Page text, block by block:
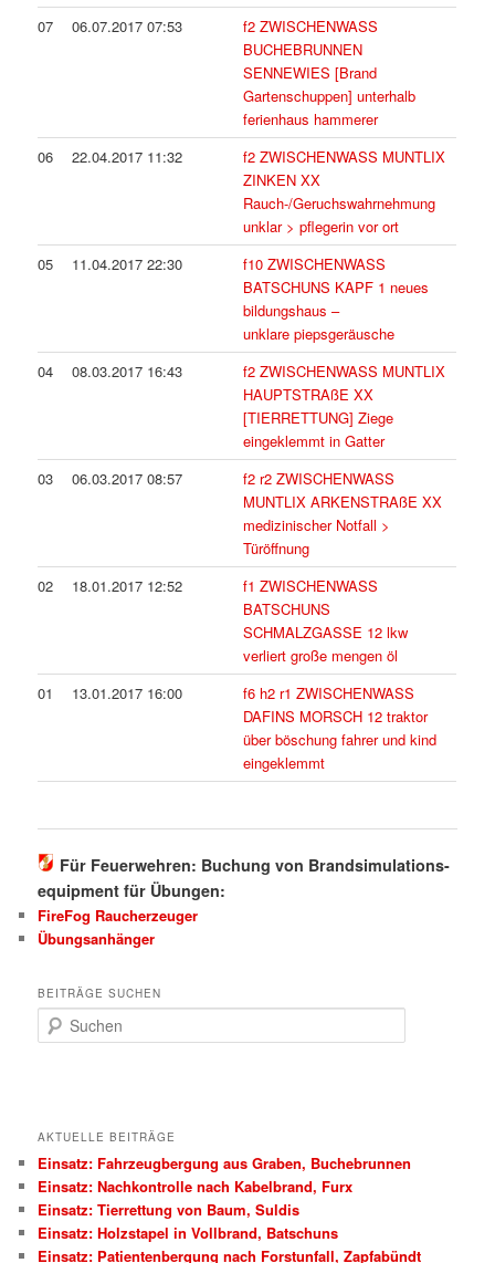
07
06.07.2017 07:53
f2 ZWISCHENWASS
BUCHEBRUNNEN
SENNEWIES [Brand
Gartenschuppen] unterhalb
ferienhaus hammerer
06
22.04.2017 11:32
f2 ZWISCHENWASS MUNTLIX
ZINKEN XX
Rauch-/Geruchswahrnehmung
unklar > pflegerin vor ort
05
11.04.2017 22:30
f10 ZWISCHENWASS
BATSCHUNS KAPF 1 neues
bildungshaus –
unklare piepsgeräusche
04
08.03.2017 16:43
f2 ZWISCHENWASS MUNTLIX
HAUPTSTRAßE XX
[TIERRETTUNG] Ziege
eingeklemmt in Gatter
03
06.03.2017 08:57
f2 r2 ZWISCHENWASS
MUNTLIX ARKENSTRAßE XX
medizinischer Notfall >
Türöffnung
02
18.01.2017 12:52
f1 ZWISCHENWASS
BATSCHUNS
SCHMALZGASSE 12 lkw
verliert große mengen öl
01
13.01.2017 16:00
f6 h2 r1 ZWISCHENWASS
DAFINS MORSCH 12 traktor
über böschung fahrer und kind
eingeklemmt
Für Feuerwehren: Buchung von Brandsimulations-
equipment für Übungen:
FireFog Raucherzeuger
Übungsanhänger
BEITRÄGE SUCHEN
u
AKTUELLE BEITRÄGE
Einsatz: Fahrzeugbergung aus Graben, Buchebrunnen
Einsatz: Nachkontrolle nach Kabelbrand, Furx
Einsatz: Tierrettung von Baum, Suldis
Einsatz: Holzstapel in Vollbrand, Batschuns
Einsatz: Patientenbergung nach Forstunfall, Zapfabündt